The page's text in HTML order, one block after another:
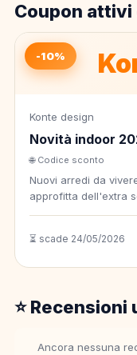
Coupon attivi
-10%
Konte design
Novità indoor
🌐 Codice sconto
Nuovi arredi da
approfitta dell'extra
⏳ scade 24/05/2026
⭐ Recensioni
Ancora nessuna